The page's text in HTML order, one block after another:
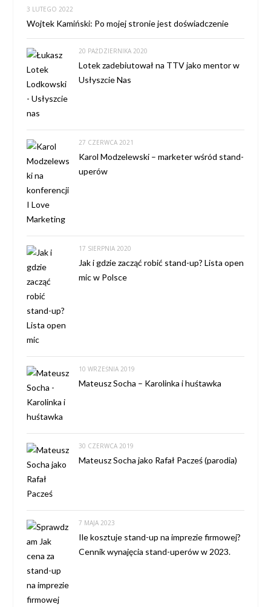
3 LUTEGO 2022
Wojtek Kamiński: Po mojej stronie jest doświadczenie
20 PAŹDZIERNIKA 2020
Lotek zadebiutował na TTV jako mentor w
Usłyszcie Nas
27 CZERWCA 2021
Karol Modzelewski – marketer wśród stand-
uperów
17 SIERPNIA 2020
Jak i gdzie zacząć robić stand-up? Lista open
mic w Polsce
10 WRZEŚNIA 2019
Mateusz Socha – Karolinka i huśtawka
30 CZERWCA 2019
Mateusz Socha jako Rafał Pacześ (parodia)
7 MAJA 2023
Ile kosztuje stand-up na imprezie firmowej?
Cennik wynajęcia stand-uperów w 2023.